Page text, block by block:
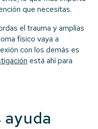
que necesitas.
el trauma y amplías
físico vaya a
con los demás es
está ahí para
ayuda